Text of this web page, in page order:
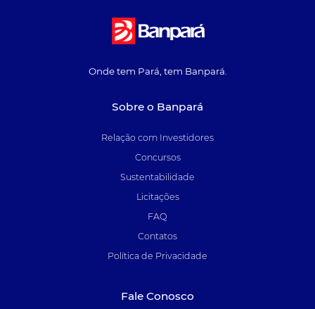
Onde tem Pará, tem Banpará.
Sobre o Banpará
Relação com Investidores
Concursos
Sustentabilidade
Licitações
FAQ
Contatos
Política de Privacidade
Fale Conosco